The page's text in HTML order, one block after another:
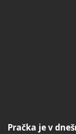
Pračka je v